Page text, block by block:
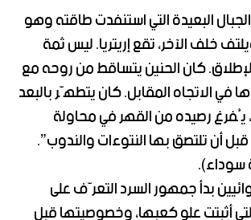
البعيدة التي استنفدت طاقته وهو
خلف الآخر، تقع إريتريا. ليس ثمة
كان الحنين يتساقط من روحه مع
الاتجاه المقابل. كان يتطهّر بالبعد
يُفرغ رصيده من القهر في محاولة
أن تلتصق بها النتوءات والندوب”.
بدأ جمهور السرد التعرّف على